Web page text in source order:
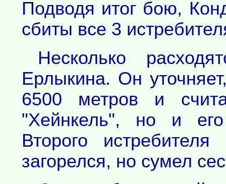
Подводя итог бою,
сбиты все 3
Несколько
Ерлыкина. Он
6500 метров и
"Хейнкель", но и
Второго
загорелся, но сумел